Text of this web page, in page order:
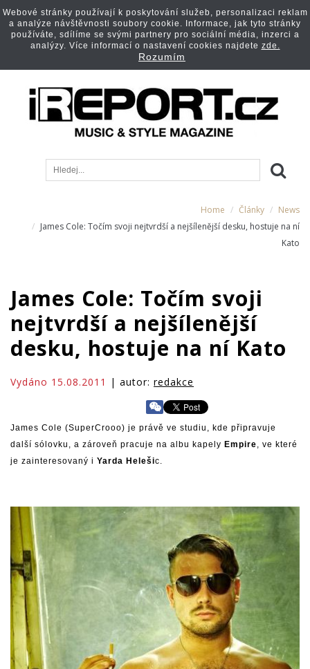
Home Články
News
James Cole: Točím svoji nejtvrdší a nejšílenější desku, hostuje na ní
Kato
James Cole: Točím svoji
nejtvrdší a nejšílenější
desku, hostuje na ní Kato
Vydáno 15.08.2011 | autor: redakce
James Cole (SuperCrooo) je právě ve studiu, kde připravuje
další sólovku, a zároveň pracuje na albu kapely Empire, ve které
je zainteresovaný i Yarda Helešic.
Webové stránky používají k poskytování služeb, personalizaci reklam
a analýze návštěvnosti soubory cookie. Informace, jak tyto stránky
používáte, sdílíme se svými partnery pro sociální média, inzerci a
analýzy. Více informací o nastavení cookies najdete zde.
Rozumím